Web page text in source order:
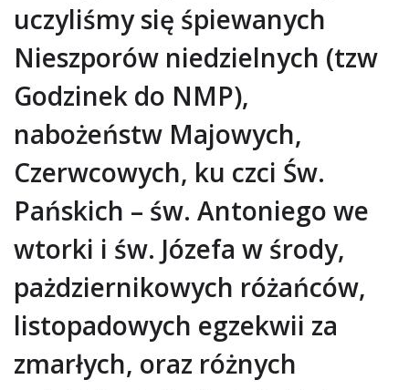
uczyliśmy się śpiewanych
Nieszporów niedzielnych (tzw
Godzinek do NMP),
nabożeństw Majowych,
Czerwcowych, ku czci Św.
Pańskich – św. Antoniego we
wtorki i św. Józefa w środy,
pażdziernikowych różańców,
listopadowych egzekwii za
zmarłych, oraz różnych